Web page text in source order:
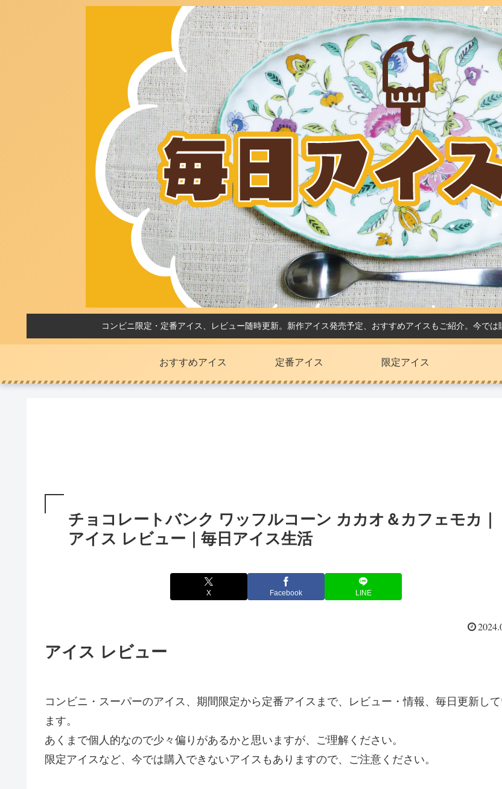
コンビニ限定・定番アイス、レビュー随時更新。新作アイス発売予定、おすすめアイスもご紹介。今で
おすすめアイス 定番アイス 限定アイス
チョコレートバンク ワッフルコーン カカオ＆カフェモカ｜
アイス レビュー｜毎日アイス生活
X Facebook LINE
アイス レビュー
コンビニ・スーパーのアイス、期間限定から定番アイスまで、レビュー・情報、毎日更新して
ます。
あくまで個人的なので少々偏りがあるかと思いますが、ご理解ください。
限定アイスなど、今では購入できないアイスもありますので、ご注意ください。